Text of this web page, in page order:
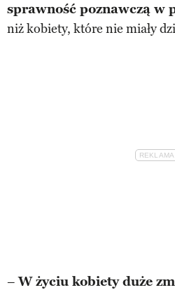
sprawność poznawczą w
niż kobiety, które nie miały
–W życiu kobiety duże